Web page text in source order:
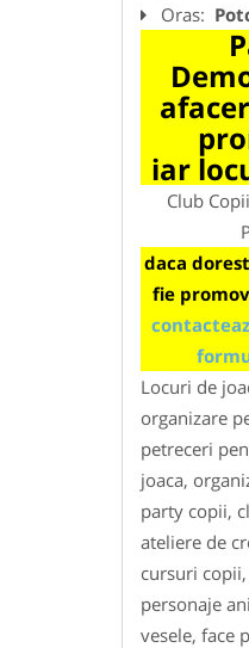
Oras:
iar
Club
daca
fie
Locuri de
organizare
petreceri
joaca,
party copii,
ateliere de
cursuri
personaje
vesele, face